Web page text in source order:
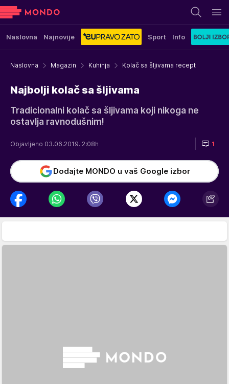
Naslovna Najnovije Sport Info
Naslovna Magazin Kuhinja Kolač sa šljivama recept
Najbolji kolač sa šljivama
Tradicionalni kolač sa šljivama koji nikoga ne
ostavlja ravnodušnim!
Objavljeno 03.06.2019. 2:08h 1
Dodajte MONDO u vaš Google izbor